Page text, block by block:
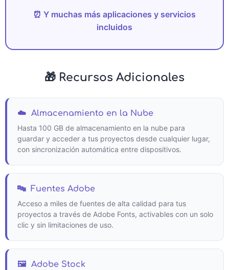
⏰ Y muchas más aplicaciones y servicios
incluidos
🎁 Recursos Adicionales
☁️ Almacenamiento en la Nube
Hasta 100 GB de almacenamiento en la nube para
guardar y acceder a tus proyectos desde cualquier lugar,
con sincronización automática entre dispositivos.
🔤 Fuentes Adobe
Acceso a miles de fuentes de alta calidad para tus
proyectos a través de Adobe Fonts, activables con un solo
clic y sin limitaciones de uso.
🖼️ Adobe Stock